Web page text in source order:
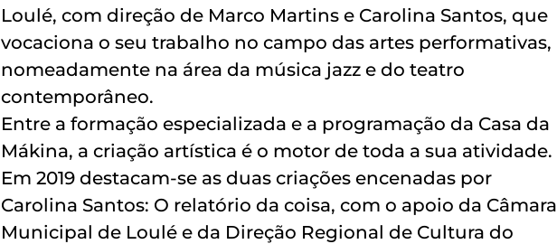
Loulé, com direção de Marco Martins e Carolina Santos, que
vocaciona o seu trabalho no campo das artes performativas,
nomeadamente na área da música jazz e do teatro
contemporâneo.
Entre a formação especializada e a programação da Casa da
Mákina, a criação artística é o motor de toda a sua atividade.
Em 2019 destacam-se as duas criações encenadas por
Carolina Santos: O relatório da coisa, com o apoio da Câmara
Municipal de Loulé e da Direção Regional de Cultura do